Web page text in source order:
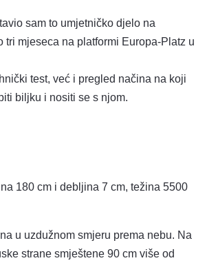
sam to umjetničko djelo na
tri mjeseca na platformi Europa-Platz u
test, već i pregled načina na koji
biljku i nositi se s njom.
180 cm i debljina 7 cm, težina 5500
u uzdužnom smjeru prema nebu. Na
strane smještene 90 cm više od